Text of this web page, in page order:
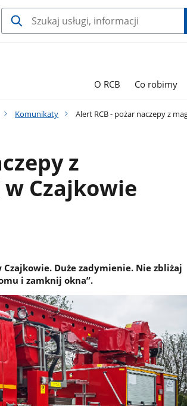
O RCB Co robimy
Komunikaty Alert RCB - pożar naczepy z
z
Czajkowie
Czajkowie. Duże zadymienie. Nie zbliżaj
i zamknij okna”.